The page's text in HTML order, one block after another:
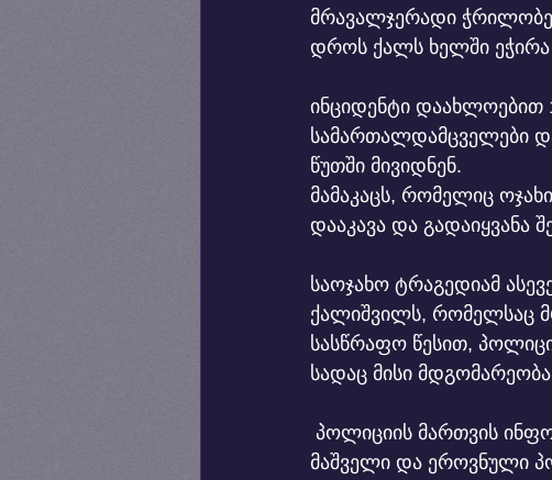
მრავალჯერადი
დროს ქალს ხელში
ინციდენტი დაახლოებით
სამართალდამცველები
წუთში მივიდნენ.
მამაკაცს, რომელიც
დააკავა და გადაიყვანა
საოჯახო ტრაგედიამ
ქალიშვილს, რომელსაც
სასწრაფო წესით,
სადაც მისი
მაშველი და ეროვნული